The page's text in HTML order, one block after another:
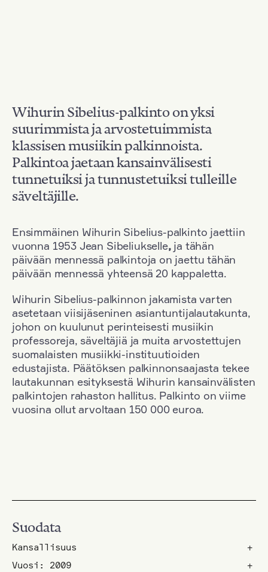
Wihurin Sibelius-palkinto on yksi
suurimmista ja arvostetuimmista
klassisen musiikin palkinnoista.
Palkintoa jaetaan kansainvälisesti
tunnetuiksi ja tunnustetuiksi tulleille
säveltäjille.
Ensimmäinen Wihurin Sibelius-palkinto jaettiin
vuonna 1953 Jean Sibeliukselle, ja tähän
päivään mennessä palkintoja on jaettu tähän
päivään mennessä yhteensä 20 kappaletta.
Wihurin Sibelius-palkinnon jakamista varten
asetetaan viisijäseninen asiantuntijalautakunta,
johon on kuulunut perinteisesti musiikin
professoreja, säveltäjiä ja muita arvostettujen
suomalaisten musiikki-instituutioiden
edustajista. Päätöksen palkinnonsaajasta tekee
lautakunnan esityksestä Wihurin kansainvälisten
palkintojen rahaston hallitus. Palkinto on viime
vuosina ollut arvoltaan 150 000 euroa.
Suodata
Kansallisuus
+
Vuosi: 2009
+